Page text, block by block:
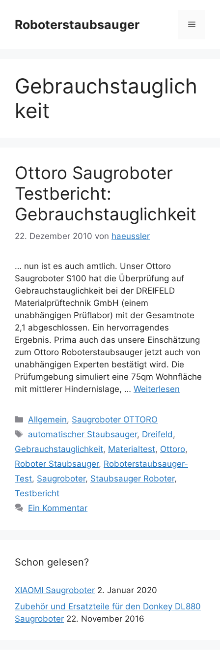
Inhalt
springen
Roboterstaubsauger Menü
Gebrauchstauglich
keit
Ottoro Saugroboter
Testbericht:
Gebrauchstauglichkeit
22. Dezember 2010 von haeussler
… nun ist es auch amtlich. Unser Ottoro
Saugroboter S100 hat die Überprüfung auf
Gebrauchstauglichkeit bei der DREIFELD
Materialprüftechnik GmbH (einem
unabhängigen Prüflabor) mit der Gesamtnote
2,1 abgeschlossen. Ein hervorragendes
Ergebnis. Prima auch das unsere Einschätzung
zum Ottoro Roboterstaubsauger jetzt auch von
unabhängigen Experten bestätigt wird. Die
Prüfumgebung simuliert eine 75qm Wohnfläche
mit mittlerer Hindernislage, … Weiterlesen
Kategorien
Allgemein, Saugroboter OTTORO
Schlagwörter
automatischer Staubsauger, Dreifeld ,
Gebrauchstauglichkeit, Materialtest, Ottoro,
Roboter Staubsauger, Roboterstaubsauger-
Test, Saugroboter, Staubsauger Roboter,
Testbericht
Ein Kommentar
Schon gelesen?
XIAOMI Saugroboter 2. Januar 2020
Zubehör und Ersatzteile für den Donkey DL880
Saugroboter 22. November 2016